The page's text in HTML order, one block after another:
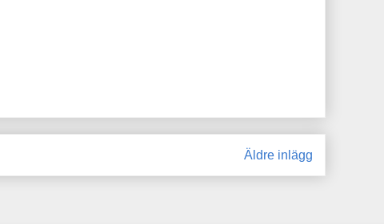
Äldre inlägg